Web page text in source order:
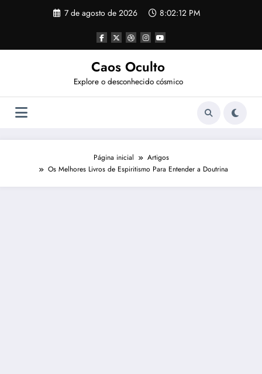
7 de agosto de 2026 8:02:13 PM
Caos Oculto
Explore o desconhecido cósmico
Página inicial
Artigos
Os Melhores Livros de Espiritismo Para Entender a Doutrina